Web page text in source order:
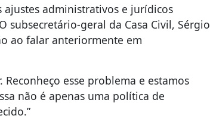
ajustes administrativos e jurídicos
subsecretário-geral da Casa Civil, Sérgio
ao falar anteriormente em
esse problema e estamos
não é apenas uma política de